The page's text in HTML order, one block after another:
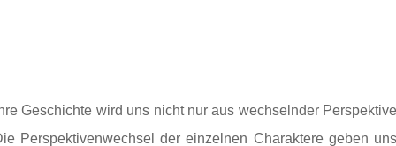
Geschichte wird uns nicht nur aus wechselnder Perspektive
Perspektivenwechsel der einzelnen Charaktere geben uns